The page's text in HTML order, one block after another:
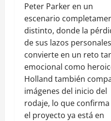
Peter Parker en un
escenario
distinto, donde la
de sus lazos
convierte en un reto
emocional como
Holland también
imágenes del inicio del
rodaje, lo que
el proyecto ya está en